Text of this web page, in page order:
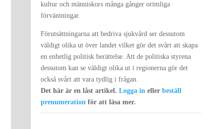
kultur och människors många gånger orimliga
förväntningar.
Förutsättningarna att bedriva sjukvård ser dessutom
väldigt olika ut över landet vilket gör det svårt att skapa
en enhetlig politisk berättelse. Att de politiska styrena
dessutom kan se väldigt olika ut i regionerna gör det
också svårt att vara tydlig i frågan.
Det här är en låst artikel.Logga in ellerbeställ
prenumeration för att läsa mer.